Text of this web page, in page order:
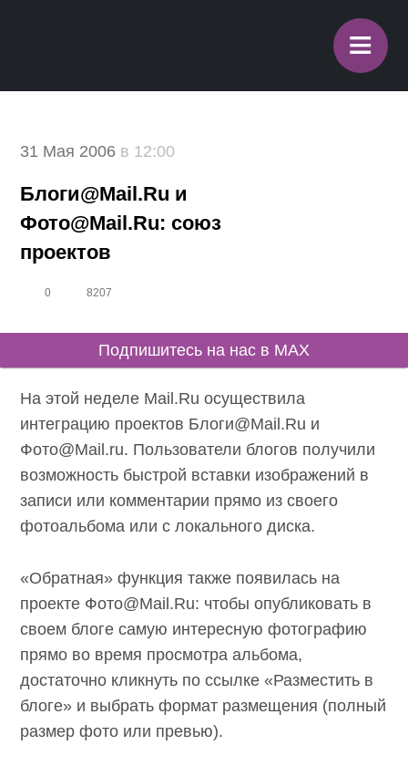
≡
31 Мая 2006 в 12:00
Блоги@Mail.Ru и
Фото@Mail.Ru: союз
проектов
0 8207
Подпишитесь на нас в MAX
На этой неделе Mail.Ru осуществила
интеграцию проектов Блоги@Mail.Ru и
Фото@Mail.ru. Пользователи блогов получили
возможность быстрой вставки изображений в
записи или комментарии прямо из своего
фотоальбома или с локального диска.
«Обратная» функция также появилась на
проекте Фото@Mail.Ru: чтобы опубликовать в
своем блоге самую интересную фотографию
прямо во время просмотра альбома,
достаточно кликнуть по ссылке «Разместить в
блоге» и выбрать формат размещения (полный
размер фото или превью).